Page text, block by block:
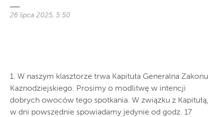
26 lipca 2025, 5:50
1. W naszym klasztorze trwa Kapituła Generalna Zakonu
Kaznodziejskiego. Prosimy o modlitwę w intencji
dobrych owoców tego spotkania. W związku z Kapitułą,
w dni powszednie spowiadamy jedynie od godz. 17